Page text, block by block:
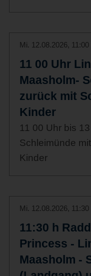
Mi. 12.08.2026,
11 00 Uhr
Maasholm-
zurück mit
Kinder
11 00 Uhr bis
Schleimünde
Kinder
Mi. 12.08.2026,
11:30 h
Princess -
Maasholm -